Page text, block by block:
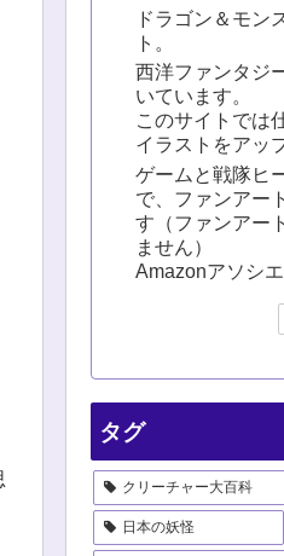
ドラゴン＆モン
ト。
西洋ファンタジ
いています。
このサイトでは
イラストをアッ
ゲームと戦隊ヒ
で、ファンアー
す（ファンアー
ません）
Amazonアソシエ
タグ
クリーチャー大百科
日本の妖怪